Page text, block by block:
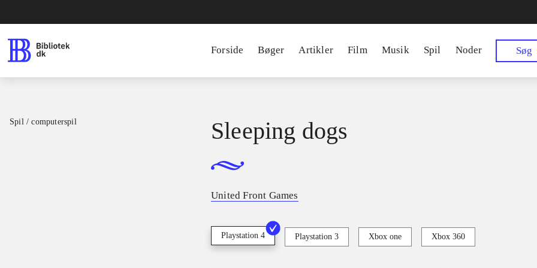
Forside Bøger Artikler Film Musik Spil Noder Søg
Spil / computerspil Sleeping dogs
United Front Games
Playstation 4 Playstation 3 Xbox one Xbox 360